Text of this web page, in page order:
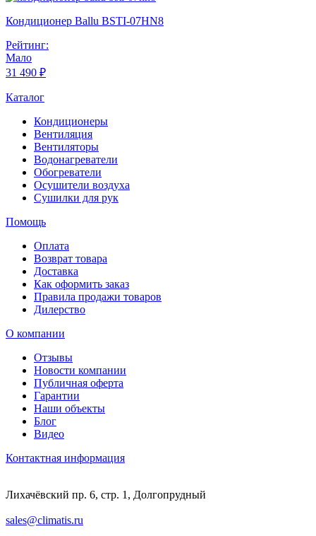
Кондиционер Ballu BSTI-07HN8
Рейтинг:
Мало
31 490 ₽
Каталог
Кондиционеры
Вентиляция
Вентиляторы
Водонагреватели
Обогреватели
Осушители воздуха
Сушилки для рук
Помощь
Оплата
Возврат товара
Доставка
Как оформить заказ
Правила продажи товаров
Дилерство
О компании
Отзывы
Новости компании
Публичная оферта
Гарантии
Наши объекты
Блог
Видео
Контактная информация
Лихачёвский пр. 6, стр. 1, Долгопрудный
sales@climatis.ru